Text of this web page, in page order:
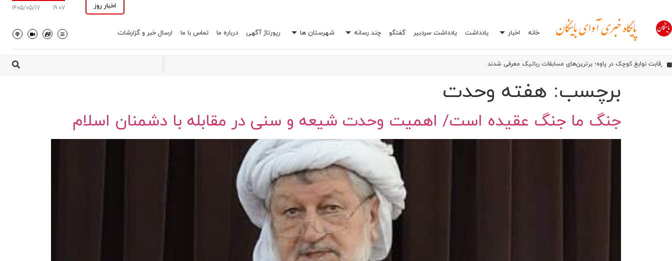
اخبار روز 19:07
1405/05/17
خانه اخبار یادداشت یادداشت سردبیر گفتگو چند رسانه شهرستان ها رپورتاژ آگهی درباره ما تماس با ما ارسال خبر و گزارشات
آیین بهره‌بر
افشاگری درباره یک اشتباه رایج در تعمیرگاه‌ها: چرا انتخاب اشتباه جعبه بکس می‌تواند خرج شما را چند برابر کند؟
اورامان؛ شش سال پس از ثبت جهانی، هنوز در انتظار توسعه
برچسب: هفته وحدت
جنگ ما جنگ عقیده است/ اهمیت وحدت شیعه و سنی در مقابله با دشمنان اسلام